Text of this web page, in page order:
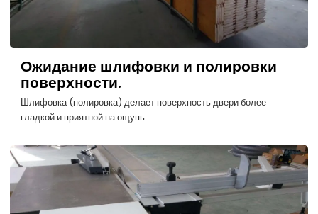
Ожидание шлифовки и полировки
поверхности.
Шлифовка (полировка) делает поверхность двери более
гладкой и приятной на ощупь.